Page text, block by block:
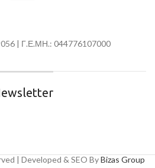
| Γ.Ε.ΜΗ.: 044776107000
| Developed & SEO ByBizas Group